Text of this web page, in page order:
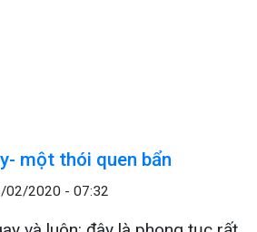
một thói quen bẩn
02/2020 - 07:32